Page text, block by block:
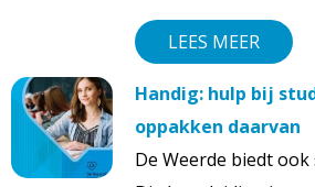
LEES MEER
Handig: hulp bij
oppakken daarvan
De Weerde biedt